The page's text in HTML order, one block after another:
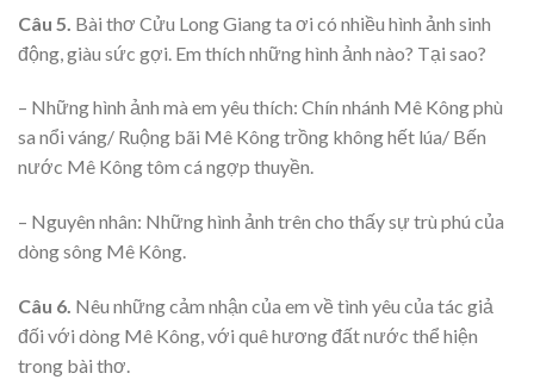
Câu 5. Bài thơ Cửu Long Giang ta ơi có nhiều hình ảnh sinh
động, giàu sức gợi. Em thích những hình ảnh nào? Tại sao?
– Những hình ảnh mà em yêu thích: Chín nhánh Mê Kông phù
sa nổi váng/ Ruộng bãi Mê Kông trồng không hết lúa/ Bến
nước Mê Kông tôm cá ngợp thuyền.
– Nguyên nhân: Những hình ảnh trên cho thấy sự trù phú của
dòng sông Mê Kông.
Câu 6. Nêu những cảm nhận của em về tình yêu của tác giả
đối với dòng Mê Kông, với quê hương đất nước thể hiện
trong bài thơ.